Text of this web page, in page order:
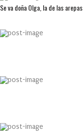
Se va doña Olga, la de las arepas